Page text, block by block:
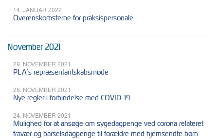
14. JANUAR 2022
Overenskomsterne for praksispersonale
November 2021
29. NOVEMBER 2021
PLA’s repræsentantskabsmøde
26. NOVEMBER 2021
Nye regler i forbindelse med COVID-19
24. NOVEMBER 2021
Mulighed for at ansøge om sygedagpenge ved corona relateret
fravær og barselsdagpenge til forældre med hjemsendte børn